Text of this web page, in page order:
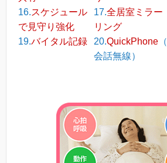
16.スケジュール
で見守り強化
17.全居室ミラー
リング
19.バイタル記録 20.QuickPhone（
会話無線）